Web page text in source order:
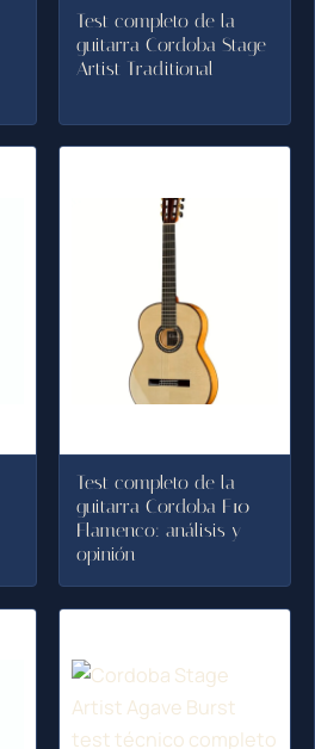
Test completo de la
guitarra Cordoba Stage
Artist Traditional
Test completo de la
guitarra Cordoba F10
Flamenco: análisis y
opinión